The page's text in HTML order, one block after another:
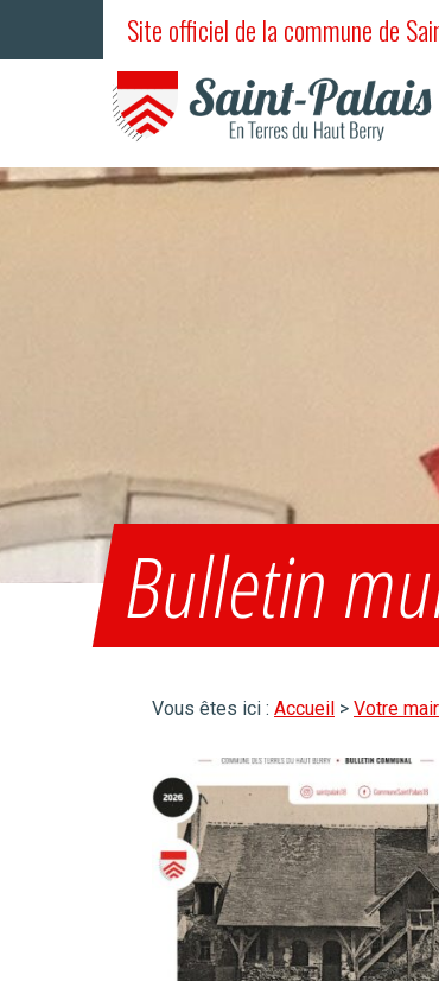
Site officiel de la commune de
Bulletin
Vous êtes ici : Accueil > Votre